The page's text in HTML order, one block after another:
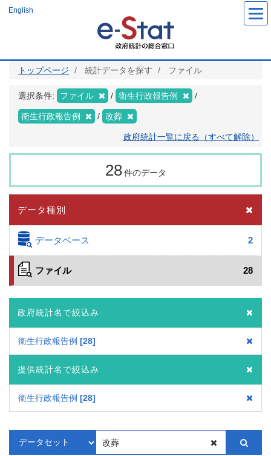
ツ
English
トップページ 統計データを探す ファイル
選択条件: ファイル 衛生行政報告例
衛生行政報告例 改葬
政府統計一覧に戻る（すべて解除）
28 件のデータ
データ種別
データベース 2
ファイル 28
政府統計名で絞込み
衛生行政報告例 28
提供統計名で絞込み
衛生行政報告例 28